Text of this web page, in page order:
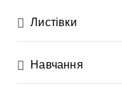
Листівки
Навчання